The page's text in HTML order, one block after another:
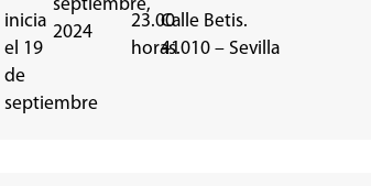
inicia
el 19
de
septiembre
septiembre,
2024
23.00
horas.
Calle Betis.
41010 – Sevilla